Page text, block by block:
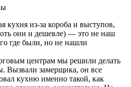
кухня из-за короба и выступов,
они и дешевле) — это не наш
где были, но не нашли
центрам мы решили делать
Вызвали замерщика, он все
кухню именно такой, как